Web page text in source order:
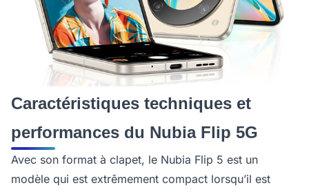
Caractéristiques techniques et
performances du Nubia Flip 5G
Avec son format à clapet, le Nubia Flip 5 est un
modèle qui est extrêmement compact lorsqu’il est